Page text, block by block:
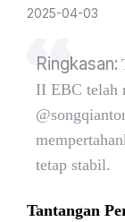
2025-04-03
Ringkasan:
II EBC telah
tetap stabil.
Tantangan